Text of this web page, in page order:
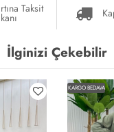
Taksit
İlginizi Çekebilir
KARGO BEDAVA